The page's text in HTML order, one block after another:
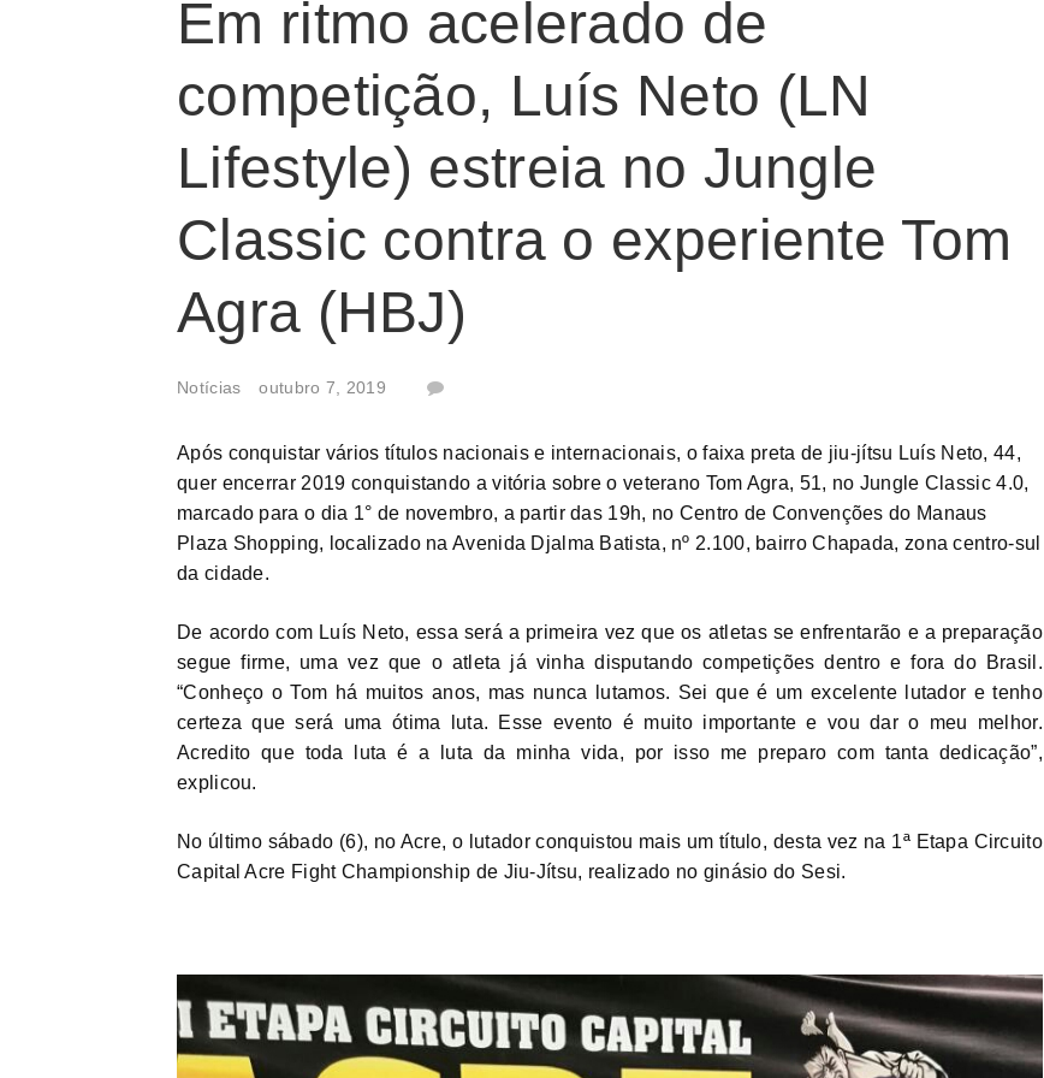
Em ritmo acelerado de
competição, Luís Neto (LN
Lifestyle) estreia no Jungle
Classic contra o experiente Tom
Agra (HBJ)
Notícias outubro 7, 2019
Após conquistar vários títulos nacionais e internacionais, o faixa preta de jiu-jítsu Luís Neto, 44,
quer encerrar 2019 conquistando a vitória sobre o veterano Tom Agra, 51, no Jungle Classic 4.0,
marcado para o dia 1° de novembro, a partir das 19h, no Centro de Convenções do Manaus
Plaza Shopping, localizado na Avenida Djalma Batista, nº 2.100, bairro Chapada, zona centro-sul
da cidade.
De acordo com Luís Neto, essa será a primeira vez que os atletas se enfrentarão e a preparação
segue firme, uma vez que o atleta já vinha disputando competições dentro e fora do Brasil.
“Conheço o Tom há muitos anos, mas nunca lutamos. Sei que é um excelente lutador e tenho
certeza que será uma ótima luta. Esse evento é muito importante e vou dar o meu melhor.
Acredito que toda luta é a luta da minha vida, por isso me preparo com tanta dedicação”,
explicou.
No último sábado (6), no Acre, o lutador conquistou mais um título, desta vez na 1ª Etapa Circuito
Capital Acre Fight Championship de Jiu-Jítsu, realizado no ginásio do Sesi.